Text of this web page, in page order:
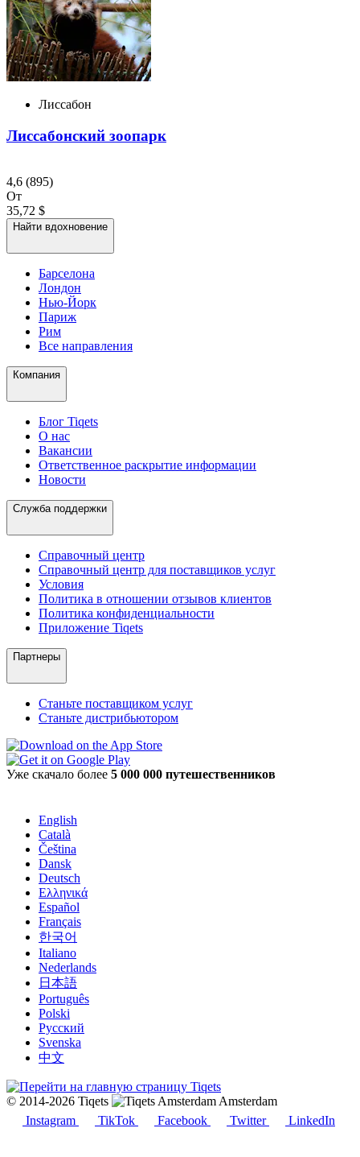
Лиссабон
Лиссабонский зоопарк
4,6 (895)
От
35,72 $
Найти вдохновение
Барселона
Лондон
Нью-Йорк
Париж
Рим
Все направления
Компания
Блог Tiqets
О нас
Вакансии
Ответственное раскрытие информации
Новости
Служба поддержки
Справочный центр
Справочный центр для поставщиков услуг
Условия
Политика в отношении отзывов клиентов
Политика конфиденциальности
Приложение Tiqets
Партнеры
Станьте поставщиком услуг
Станьте дистрибьютором
Уже скачало более 5 000 000 путешественников
English
Català
Čeština
Dansk
Deutsch
Ελληνικά
Español
Français
한국어
Italiano
Nederlands
日本語
Português
Polski
Русский
Svenska
中文
© 2014-2026 Tiqets
Amsterdam
Instagram
TikTok Facebook Twitter LinkedIn